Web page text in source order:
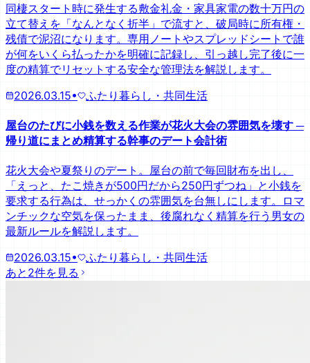
同棲スタート時に発生する敷金礼金・家具家電の数十万円の
立て替えを「なんとなく折半」で流すと、破局時に所有権・
残債で泥沼になります。専用ノートやスプレッドシートで誰
が何をいくら払ったかを明確に記録し、引っ越し完了後に一
度の精算でリセットする安全な管理法を解説します。
2026.03.15• ふたり暮らし・共同生活
屋台のたびに小銭を数える作業が花火大会の雰囲気を壊す ─
帰り道にまとめ精算する幹事のデート会計術
花火大会や夏祭りのデート。屋台の前で毎回財布を出し、
「えっと、たこ焼きが500円だから250円ずつね」と小銭を
要求する行為は、せっかくの雰囲気を台無しにします。ロマ
ンチックな空気を保ったまま、後腐れなく精算を行う男女の
最新ルールを解説します。
2026.03.15•
ふたり暮らし・共同生活
あと2件を見る